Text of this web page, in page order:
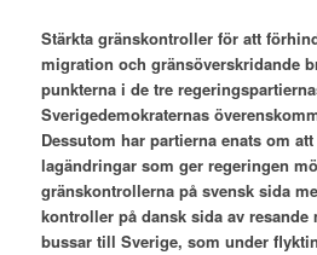
Stärkta gränskontroller för att
migration och gränsöverskridande
punkterna i de tre
Sverigedemokraternas
Dessutom har partierna enats om
lagändringar som ger regeringen
gränskontrollerna på svensk sida
kontroller på dansk sida av resande
bussar till Sverige, som under